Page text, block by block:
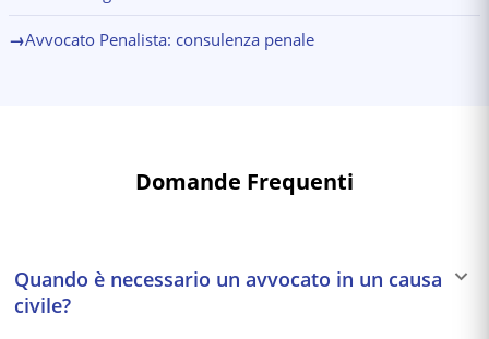
→Avvocato Penalista: consulenza penale
Domande Frequenti
Quando è necessario un avvocato in un causa
civile?